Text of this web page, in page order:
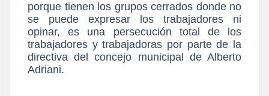
porque tienen los grupos cerrados donde no
se puede expresar los trabajadores ni
opinar, es una persecución total de los
trabajadores y trabajadoras por parte de la
directiva del concejo municipal de Alberto
Adriani.